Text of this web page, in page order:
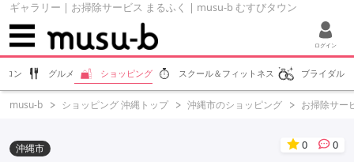
ギャラリー | お掃除サービス まるふく | musu-b むすびタウン
ログイン
ロン グルメ ショッピング スクール＆フィットネス ブライダル
musu-b ショッピング 沖縄トップ 沖縄市のショッピング お掃除サー
沖縄市 0 0